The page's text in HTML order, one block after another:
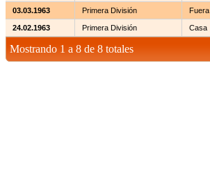
03.03.1963 Primera División Fuera
24.02.1963 Primera División Casa
Mostrando 1 a 8 de 8 totales